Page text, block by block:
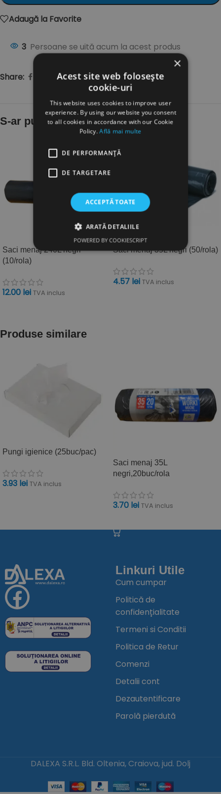
Adaugă la Favorite
3 Persoane se uită acum la acest produs
Share:
S-ar putea să-ți placă și…
Saci menaj 240L negri
(10/rola)
12.00 lei TVA inclus
Saci menaj 35L negri (50/rola)
4.57 lei TVA inclus
Produse similare
Pungi igienice (25buc/pac)
3.93 lei TVA inclus
Saci menaj 35L
negri,20buc/rola
3.70 lei TVA inclus
Linkuri Utile
Cum cumpar
Politică de
confidențialitate
Termeni si Conditii
Politica de Retur
Comenzi
Detalii cont
Dezautentificare
Parolă pierdută
DALEXA S.R.L. Bld. Oltenia, Craiova, jud. Dolj
×
Acest site web folosește
cookie-uri
This website uses cookies to improve user
experience. By using our website you consent
to all cookies in accordance with our Cookie
Policy.Află mai multe
DE PERFORMANȚĂ
DE TARGETARE
ACCEPTĂ TOATE
ARATĂ DETALIILE
POWERED BY COOKIESCRIPT